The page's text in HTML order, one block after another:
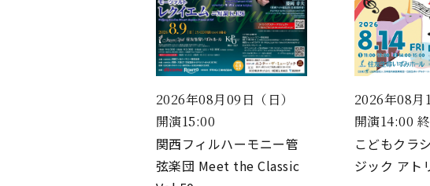
2026年08月09日（日）
開演15:00
関西フィルハーモニー管
弦楽団 Meet the Classic
2026年08月
開演14:00
こどもクラ
ジック アト